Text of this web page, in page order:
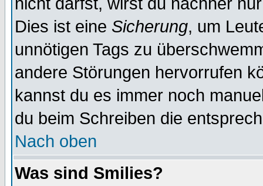
Dies ist eine Sicherung, um
unnötigen Tags zu
andere Störungen hervorrufen
kannst du es immer noch
du beim Schreiben die
Nach oben
Was sind Smilies?